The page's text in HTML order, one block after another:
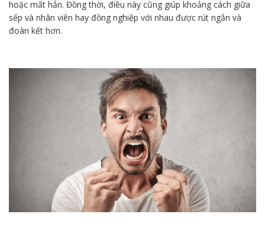
hoặc mất hẳn. Đồng thời, điều này cũng giúp khoảng cách giữa
sếp và nhân viên hay đồng nghiệp với nhau được rút ngắn và
đoàn kết hơn.